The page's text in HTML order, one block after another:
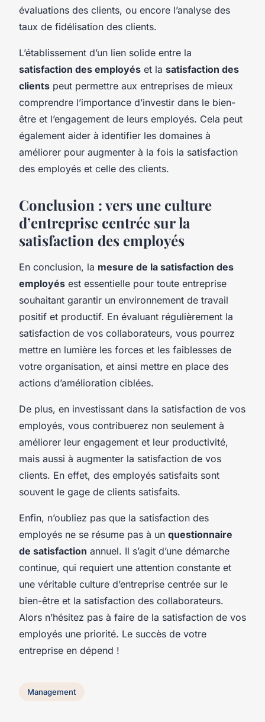
évaluations des clients, ou encore l’analyse des
taux de fidélisation des clients.
L’établissement d’un lien solide entre la
satisfaction des employés et la satisfaction des
clients peut permettre aux entreprises de mieux
comprendre l’importance d’investir dans le bien-
être et l’engagement de leurs employés. Cela peut
également aider à identifier les domaines à
améliorer pour augmenter à la fois la satisfaction
des employés et celle des clients.
Conclusion : vers une culture
d’entreprise centrée sur la
satisfaction des employés
En conclusion, la mesure de la satisfaction des
employés est essentielle pour toute entreprise
souhaitant garantir un environnement de travail
positif et productif. En évaluant régulièrement la
satisfaction de vos collaborateurs, vous pourrez
mettre en lumière les forces et les faiblesses de
votre organisation, et ainsi mettre en place des
actions d’amélioration ciblées.
De plus, en investissant dans la satisfaction de vos
employés, vous contribuerez non seulement à
améliorer leur engagement et leur productivité,
mais aussi à augmenter la satisfaction de vos
clients. En effet, des employés satisfaits sont
souvent le gage de clients satisfaits.
Enfin, n’oubliez pas que la satisfaction des
employés ne se résume pas à un questionnaire
de satisfaction annuel. Il s’agit d’une démarche
continue, qui requiert une attention constante et
une véritable culture d’entreprise centrée sur le
bien-être et la satisfaction des collaborateurs.
Alors n’hésitez pas à faire de la satisfaction de vos
employés une priorité. Le succès de votre
entreprise en dépend !
Management